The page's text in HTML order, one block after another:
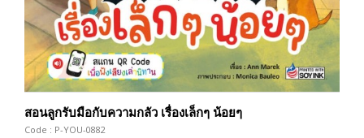
สอนลูกรับมือกับความกลัว เรื่องเล็กๆ น้อยๆ
Code : P-YOU-0882